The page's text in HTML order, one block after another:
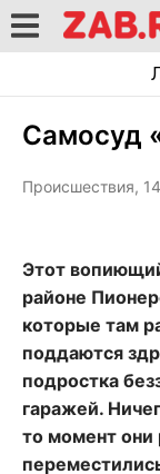
Самосуд
Происшествия,
Этот
районе
которые там
поддаются
подростка
гаражей.
то момент